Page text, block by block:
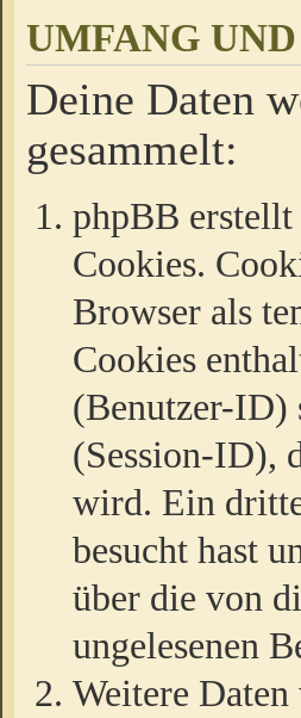
UMFANG
Deine Daten
gesammelt:
phpBB erstellt
Cookies.
Browser als
Cookies
(Benutzer-ID)
(Session-ID),
wird. Ein
besucht hast
über die von
ungelesenen
Weitere